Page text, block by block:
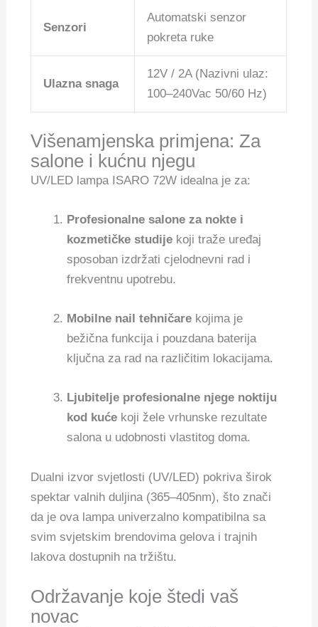
Senzori
Automatski senzor
pokreta ruke
Ulazna snaga
12V / 2A (Nazivni ulaz:
100–240Vac 50/60 Hz)
Višenamjenska primjena: Za
salone i kućnu njegu
UV/LED lampa ISARO 72W idealna je za:
Profesionalne salone za nokte i
kozmetičke studije koji traže uređaj
sposoban izdržati cjelodnevni rad i
frekventnu upotrebu.
Mobilne nail tehničare kojima je
bežična funkcija i pouzdana baterija
ključna za rad na različitim lokacijama.
Ljubitelje profesionalne njege noktiju
kod kuće koji žele vrhunske rezultate
salona u udobnosti vlastitog doma.
Dualni izvor svjetlosti (UV/LED) pokriva širok
spektar valnih duljina (365–405nm), što znači
da je ova lampa univerzalno kompatibilna sa
svim svjetskim brendovima gelova i trajnih
lakova dostupnih na tržištu.
Održavanje koje štedi vaš
novac